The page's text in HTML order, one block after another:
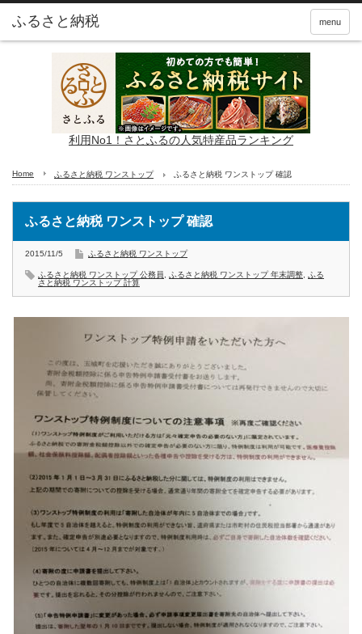
ふるさと納税 menu
利用No1！さとふるの人気特産品ランキング
Home ふるさと納税 ワンストップ ふるさと納税 ワンストップ 確認
ふるさと納税 ワンストップ 確認
2015/11/5 ふるさと納税 ワンストップ
ふるさと納税 ワンストップ 公務員 ふるさと納税 ワンストップ 年末調整
ふる
さと納税 ワンストップ 計算